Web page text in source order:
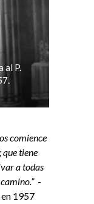
al P.
comience
tiene
a todas
-
en 1957